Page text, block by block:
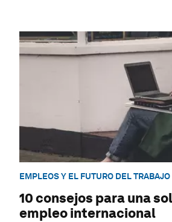
EMPLEOS Y EL FUTURO DEL TRABAJO
10 consejos para una
empleo internacional